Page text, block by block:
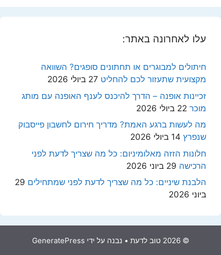
עלו לאחרונה באתר:
חיתולים למבוגרים או תחתונים סופגים? השוואה
מקצועית שתעזור לכם להחליט 27 ביולי 2026
זכיינות אופנה – הדרך להיכנס לענף האופנה עם מותג
מוכר 22 ביולי 2026
מה לעשות ברגע האמת? מדריך חירום לחשבון פייסבוק
שנפרץ 14 ביולי 2026
חלונות הזזה מאלומיניום: כל מה שצריך לדעת לפני
הרכישה 29 ביוני 2026
הלבנת שיניים: כל מה שצריך לדעת לפני שמתחילים 29
ביוני 2026
© 2026 טוב לדעת • נבנה על ידי GeneratePress